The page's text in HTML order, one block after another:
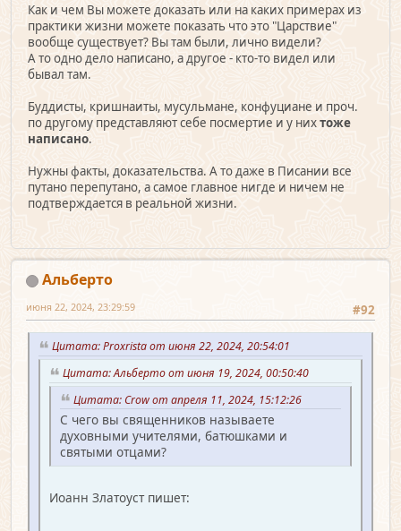
Как и чем Вы можете доказать или на каких примерах из
практики жизни можете показать что это "Царствие"
вообще существует? Вы там были, лично видели?
А то одно дело написано, а другое - кто-то видел или
бывал там.
Буддисты, кришнаиты, мусульмане, конфуциане и проч.
по другому представляют себе посмертие и у нихтоже
написано.
Нужны факты, доказательства. А то даже в Писании все
путано перепутано, а самое главное нигде и ничем не
подтверждается в реальной жизни.
Альберто
#92
июня 22, 2024, 23:29:59
Цитата: Proxrista от июня 22, 2024, 20:54:01
Цитата: Альберто от июня 19, 2024, 00:50:40
Цитата: Crow от апреля 11, 2024, 15:12:26
С чего вы священников называете
духовными учителями, батюшками и
святыми отцами?
Иоанн Златоуст пишет: